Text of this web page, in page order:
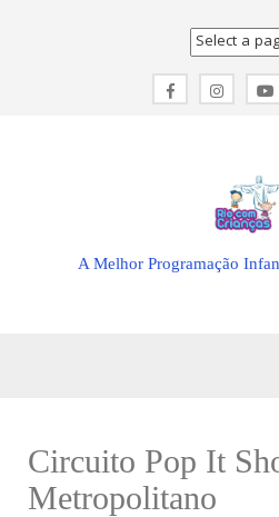
A Melhor Programação
Circuito Pop It
Metropolitano